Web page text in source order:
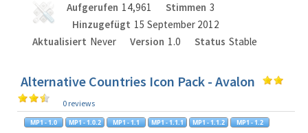
Aufgerufen 14,961 Stimmen 3
Hinzugefügt 15 September 2012
Aktualisiert Never Version 1.0 Status Stable
Alternative Countries Icon Pack - Avalon
0 reviews